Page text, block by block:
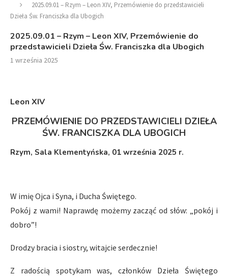
2025.09.01 – Rzym – Leon XIV, Przemówienie do przedstawicieli
Dzieła Św. Franciszka dla Ubogich
2025.09.01 – Rzym – Leon XIV, Przemówienie do
przedstawicieli Dzieła Św. Franciszka dla Ubogich
1 września 2025
Leon XIV
PRZEMÓWIENIE DO PRZEDSTAWICIELI DZIEŁA
ŚW. FRANCISZKA DLA UBOGICH
Rzym, Sala Klementyńska, 01 września 2025 r.
W imię Ojca i Syna, i Ducha Świętego.
Pokój z wami! Naprawdę możemy zacząć od słów: „pokój i
dobro”!
Drodzy bracia i siostry, witajcie serdecznie!
Z radością spotykam was, członków Dzieła Świętego